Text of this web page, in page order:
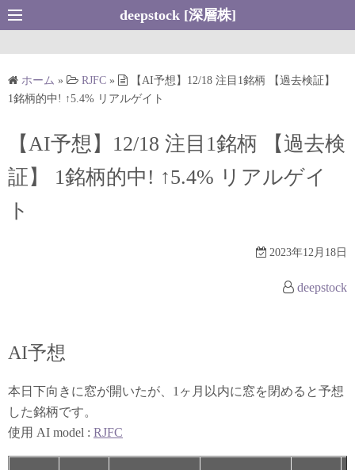
コ
ン
ツ
ッ
deepstock [深層株]
ホーム » RJFC »
【AI予想】12/18 注目1銘柄 【過去検証】
1銘柄的中! ↑5.4% リアルゲイト
【AI予想】12/18 注目1銘柄 【過去検
証】 1銘柄的中! ↑5.4% リアルゲイ
ト
2023年12月18日
deepstock
AI予想
本日下向きに窓が開いたが、1ヶ月以内に窓を閉めると予想
した銘柄です。
使用 AI model : RJFC